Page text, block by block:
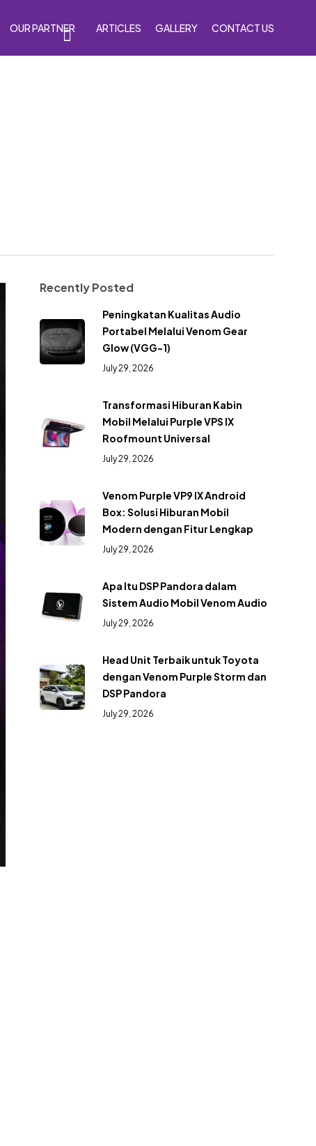
OUR PARTNER ARTICLES GALLERY CONTACT US
Recently Posted
Peningkatan Kualitas Audio
Portabel Melalui Venom Gear
Glow (VGG-1)
July 29, 2026
Transformasi Hiburan Kabin
Mobil Melalui Purple VPS IX
Roofmount Universal
July 29, 2026
Venom Purple VP9 IX Android
Box: Solusi Hiburan Mobil
Modern dengan Fitur Lengkap
July 29, 2026
Apa Itu DSP Pandora dalam
Sistem Audio Mobil Venom Audio
July 29, 2026
Head Unit Terbaik untuk Toyota
dengan Venom Purple Storm dan
DSP Pandora
July 29, 2026